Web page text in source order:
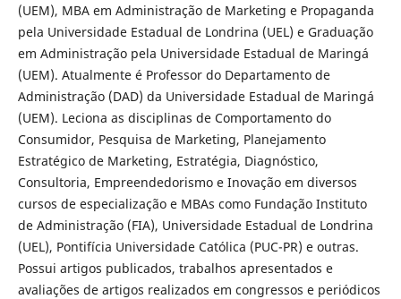
(UEM), MBA em Administração de Marketing e Propaganda
pela Universidade Estadual de Londrina (UEL) e Graduação
em Administração pela Universidade Estadual de Maringá
(UEM). Atualmente é Professor do Departamento de
Administração (DAD) da Universidade Estadual de Maringá
(UEM). Leciona as disciplinas de Comportamento do
Consumidor, Pesquisa de Marketing, Planejamento
Estratégico de Marketing, Estratégia, Diagnóstico,
Consultoria, Empreendedorismo e Inovação em diversos
cursos de especialização e MBAs como Fundação Instituto
de Administração (FIA), Universidade Estadual de Londrina
(UEL), Pontifícia Universidade Católica (PUC-PR) e outras.
Possui artigos publicados, trabalhos apresentados e
avaliações de artigos realizados em congressos e periódicos